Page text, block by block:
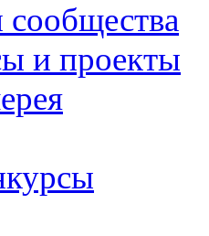
и проекты